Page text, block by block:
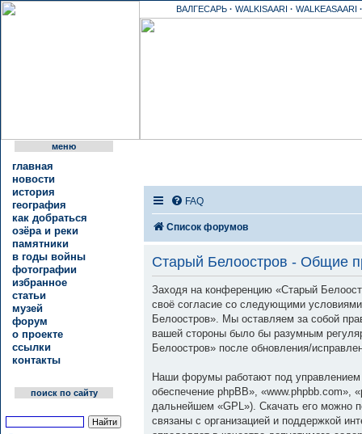
ВАЛГЕСАРЬ · WALKISAARI · WALKEASAARI ·
меню
главная
новости
история
география
как добраться
озёра и реки
памятники
в годы войны
фотографии
избранное
статьи
музей
форум
о проекте
ссылки
контакты
поиск по сайту
FAQ
Список форумов
Старый Белоостров - Общие
Заходя на конференцию «Старый
своё согласие со следующими
Белоостров». Мы оставляем за собой
вашей стороны было бы разумным
Белоостров» после обновления/
Наши форумы работают под управлением
обеспечение phpBB», «www.phpbb.com»,
дальнейшем «GPL»). Скачать его можно
связаны с организацией и поддержкой